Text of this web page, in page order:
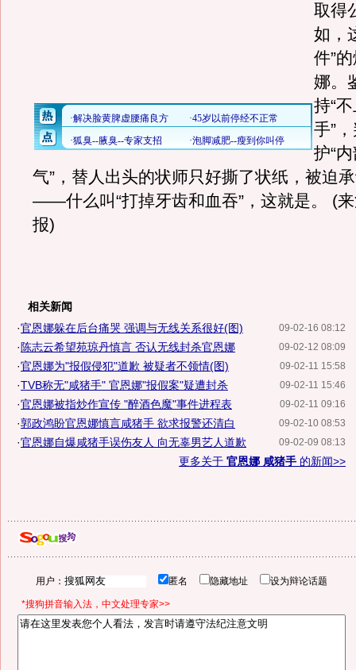
取得
如，
件”
娜。
持“
手”
护“
气”，替人出头的状师只好撕了状纸，被迫
——什么叫“打掉牙齿和血吞”，这就是。 (
报)
相关新闻
09-02-16 08:12
·官恩娜躲在后台痛哭 强调与无线关系很好(图)
09-02-12 08:09
· 陈志云希望苑琼丹慎言 否认无线封杀官恩娜
09-02-11 15:58
·官恩娜为"报假侵犯"道歉 被疑者不领情(图)
09-02-11 15:46
·TVB称无"咸猪手" 官恩娜"报假案"疑遭封杀
09-02-11 09:16
·官恩娜被指炒作宣传 "醉酒色魔"事件进程表
09-02-10 08:53
·郭政鸿盼官恩娜慎言咸猪手 欲求报警还清白
09-02-09 08:13
·官恩娜自爆咸猪手误伤友人 向无辜男艺人道歉
更多关于 官恩娜 咸猪手 的新闻>>
用户： 匿名 隐藏地址 设为辩论话题
*搜狗拼音输入法，中文处理专家>>